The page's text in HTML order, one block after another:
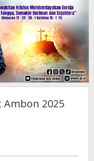
Ambon 2025